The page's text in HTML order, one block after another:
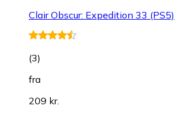
Clair Obscur: Expedition 33 (PS5)
(3)
fra
209 kr.